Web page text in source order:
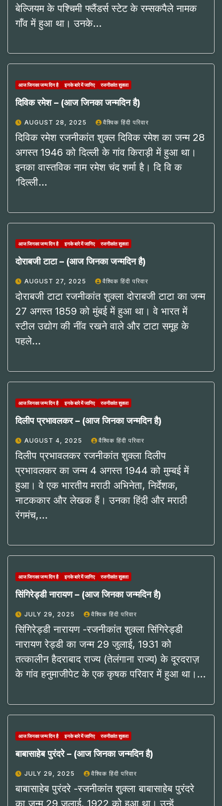
बेल्जियम के पश्चिमी फ्लैंडर्स स्टेट के रम्सकपैले नामक
गाँव में हुआ था। उनके…
आज जिनका जन्म दिन है इनके बारे में जानिए रजनीकांत शुक्ला
दिविक रमेश – (आज जिनका जन्मदिन है)
AUGUST 28, 2025 वैश्विक हिंदी परिवार
दिविक रमेश रजनीकांत शुक्ल दिविक रमेश का जन्म 28
अगस्त 1946 को दिल्ली के गांव किराड़ी में हुआ था।
इनका वास्तविक नाम रमेश चंद शर्मा है। दि वि क
‘दिल्ली…
आज जिनका जन्म दिन है इनके बारे में जानिए रजनीकांत शुक्ला
दोराबजी टाटा – (आज जिनका जन्मदिन है)
AUGUST 27, 2025 वैश्विक हिंदी परिवार
दोराबजी टाटा रजनीकांत शुक्ला दोराबजी टाटा का जन्म
27 अगस्त 1859 को मुंबई में हुआ था। वे भारत में
स्टील उद्योग की नींव रखने वाले और टाटा समूह के
पहले…
आज जिनका जन्म दिन है इनके बारे में जानिए रजनीकांत शुक्ला
दिलीप प्रभावलकर – (आज जिनका जन्मदिन है)
AUGUST 4, 2025 वैश्विक हिंदी परिवार
दिलीप प्रभावलकर रजनीकांत शुक्ला दिलीप
प्रभावलकर का जन्म 4 अगस्त 1944 को मुम्बई में
हुआ। वे एक भारतीय मराठी अभिनेता, निर्देशक,
नाटककार और लेखक हैं। उनका हिंदी और मराठी
रंगमंच,…
आज जिनका जन्म दिन है इनके बारे में जानिए रजनीकांत शुक्ला
सिंगिरेड्डी नारायण – (आज जिनका जन्मदिन है)
JULY 29, 2025 वैश्विक हिंदी परिवार
सिंगिरेड्डी नारायण -रजनीकांत शुक्ला सिंगिरेड्डी
नारायण रेड्डी का जन्म 29 जुलाई, 1931 को
तत्कालीन हैदराबाद राज्य (तेलंगाना राज्य) के दूरदराज़
के गांव हनुमाजीपेट के एक कृषक परिवार में हुआ था।…
आज जिनका जन्म दिन है इनके बारे में जानिए रजनीकांत शुक्ला
बाबासाहेब पुरंदरे – (आज जिनका जन्मदिन है)
JULY 29, 2025 वैश्विक हिंदी परिवार
बाबासाहेब पुरंदरे -रजनीकांत शुक्ला बाबासाहेब पुरंदरे
का जन्म 29 जुलाई, 1922 को हुआ था। उन्हें